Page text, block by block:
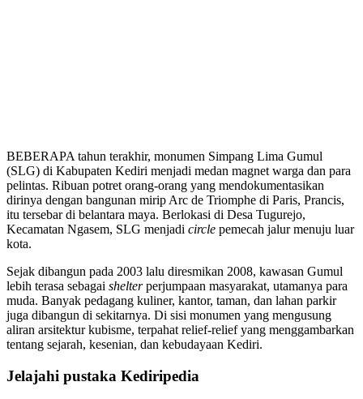
BEBERAPA tahun terakhir, monumen Simpang Lima Gumul
(SLG) di Kabupaten Kediri menjadi medan magnet warga dan para
pelintas. Ribuan potret orang-orang yang mendokumentasikan
dirinya dengan bangunan mirip Arc de Triomphe di Paris, Prancis,
itu tersebar di belantara maya. Berlokasi di Desa Tugurejo,
Kecamatan Ngasem, SLG menjadi circle pemecah jalur menuju luar
kota.
Sejak dibangun pada 2003 lalu diresmikan 2008, kawasan Gumul
lebih terasa sebagai shelterperjumpaan masyarakat, utamanya para
muda. Banyak pedagang kuliner, kantor, taman, dan lahan parkir
juga dibangun di sekitarnya. Di sisi monumen yang mengusung
aliran arsitektur kubisme, terpahat relief-relief yang menggambarkan
tentang sejarah, kesenian, dan kebudayaan Kediri.
Jelajahi pustaka Kediripedia